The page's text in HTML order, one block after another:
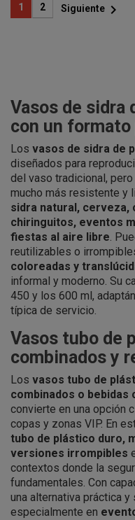
1 2 Siguiente 
Vasos de sidra
con un
Los vasos de sidra de
diseñados para
del vaso tradicional,
mucho más resistente y
sidra natural,
chiringuitos, eventos
fiestas al aire libre.
reutilizables o
coloreadas y
informal y moderno. Su
450 y los 600 ml,
típica de servicio.
Vasos tubo de
combinados y
Los vasos tubo de
combinados o bebidas
convierte en una opción
copas y zonas VIP. En
tubo de plástico duro,
versiones irrompibles
contextos donde la
fundamentales. Con
una alternativa práctica
especialmente en